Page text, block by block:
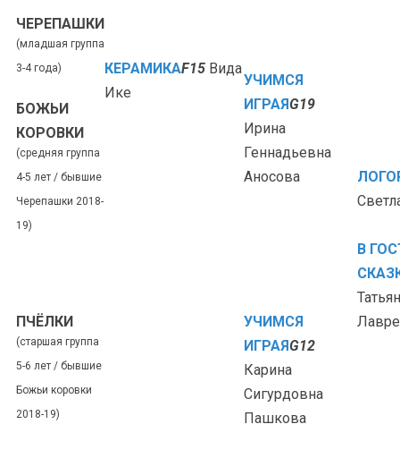
КЕРАМИКАF15Вида
Ике
ЧЕРЕПАШКИ
(младшая группа
3-4 года)
УЧИМСЯ
ИГРАЯG19
Ирина
Геннадьевна
Аносова
В
БОЖЬИ
КОРОВКИ
(средняя группа
4-5 лет / бывшие
Черепашки 2018-
19)
ПЧЁЛКИ
(старшая группа
5-6 лет / бывшие
Божьи коровки
2018-19)
УЧИМСЯ
ИГРАЯG12
Карина
Сигурдовна
Пашкова